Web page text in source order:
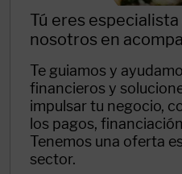
Tú eres
nosotros en
Te guiamos y
financieros y
impulsar tu negocio,
los pagos,
Tenemos una oferta
sector.